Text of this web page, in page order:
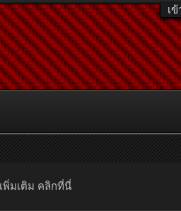
เ
พิ่มเติม คลิกที่นี่